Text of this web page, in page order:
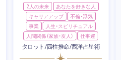
2人の未来
あなたを好きな人
キャリアアップ
不倫・浮気
事業
人生・スピリチュアル
人間関係（家族・友人）
仕事運
タロット/四柱推命/西洋占星術